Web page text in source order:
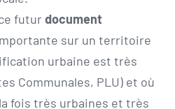
futur document
sur un territoire
urbaine est très
Communales, PLU) et où
fois très urbaines et très